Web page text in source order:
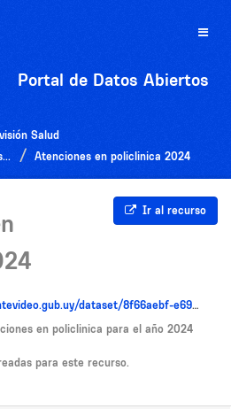
Toggle
Portal de Datos Abiertos
Salud
Atenciones en policlinica 2024
Ir al recurso
0207eeb66baf/resource/009ac78e-58b8-41b8-8a06-f2b48395c80b/download/atenciones_en_policlinica_2024.csv
en policlinica para el año 2024
para este recurso.